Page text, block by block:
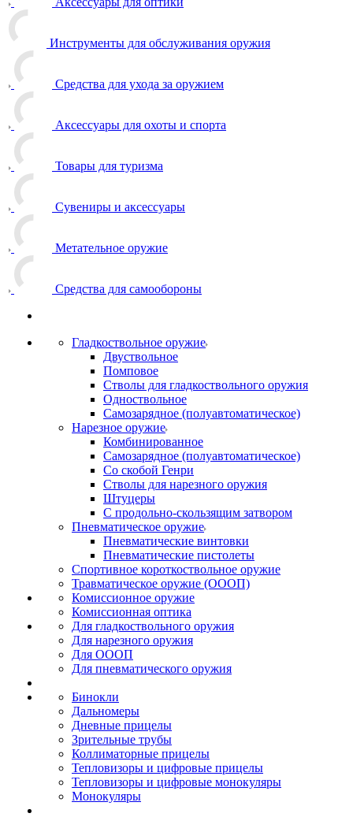
Инструменты для обслуживания оружия
Средства для ухода за оружием
Аксессуары для охоты и спорта
Товары для туризма
Сувениры и аксессуары
Метательное оружие
Средства для самообороны
Гладкоствольное оружие
Двуствольное
Помповое
Стволы для гладкоствольного оружия
Одноствольное
Самозарядное (полуавтоматическое)
Нарезное оружие
Комбинированное
Самозарядное (полуавтоматическое)
Со скобой Генри
Стволы для нарезного оружия
Штуцеры
С продольно-скользящим затвором
Пневматическое оружие
Пневматические винтовки
Пневматические пистолеты
Спортивное короткоствольное оружие
Травматическое оружие (ОООП)
Комиссионное оружие
Комиссионная оптика
Для гладкоствольного оружия
Для нарезного оружия
Для ОООП
Для пневматического оружия
Бинокли
Дальномеры
Дневные прицелы
Зрительные трубы
Коллиматорные прицелы
Тепловизоры и цифровые прицелы
Тепловизоры и цифровые монокуляры
Монокуляры